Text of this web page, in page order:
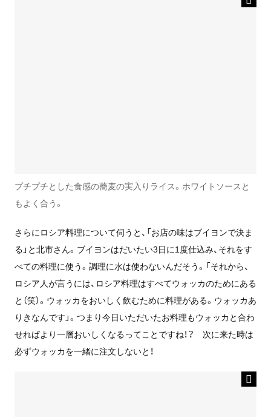
プチプチとした食感の蕎麦の実入りライス。ホワイトソースと
もよく合う。
さらにロシア料理について伺うと、「お店の味はブイヨンで決ま
る」と北市さん。ブイヨンはだいたい3日に1度仕込み、それをす
べての料理に使う。調理に水は使わないんだそう。「それから、
ロシア人が言うには、ロシア料理はすべてウォッカのためにある
と（笑）。ウォッカをおいしく飲むために料理がある。ウォッカあ
りきなんです」。つまり今日いただいたお料理もウォッカと合わ
せればより一層おいしくなるってことですね！？ 次に来た時は
必ずウォッカを一緒に注文しないと！